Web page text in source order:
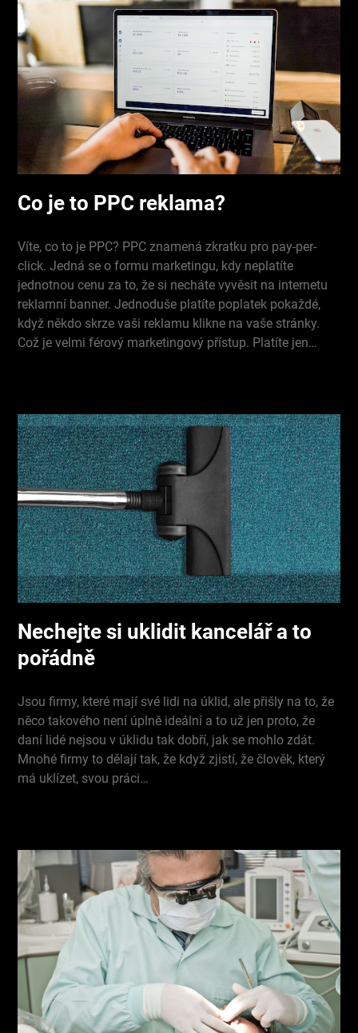
Co je to PPC reklama?
Víte, co to je PPC? PPC znamená zkratku pro pay-per-
click. Jedná se o formu marketingu, kdy neplatíte
jednotnou cenu za to, že si necháte vyvěsit na internetu
reklamní banner. Jednoduše platíte poplatek pokaždé,
když někdo skrze vaši reklamu klikne na vaše stránky.
Což je velmi férový marketingový přístup. Platíte jen…
Nechejte si uklidit kancelář a to
pořádně
Jsou firmy, které mají své lidi na úklid, ale přišly na to, že
něco takového není úplně ideální a to už jen proto, že
daní lidé nejsou v úklidu tak dobří, jak se mohlo zdát.
Mnohé firmy to dělají tak, že když zjistí, že člověk, který
má uklízet, svou práci…